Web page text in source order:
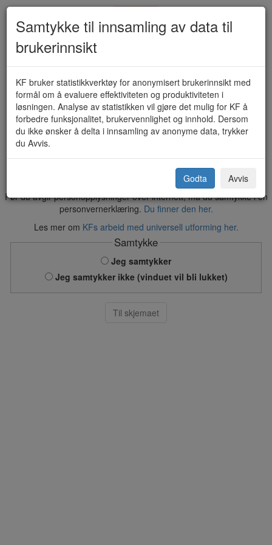
Torgplass - søknad om (KF-244-
3218)
Før du avgir personopplysninger over internett, må du samtykke i en
personvernerklæring. Du finner den her.
Les mer om KFs arbeid med universell utforming her.
Samtykke
Jeg samtykker
Jeg samtykker ikke (vinduet vil bli lukket)
Til skjemaet
Samtykke til innsamling av data til
brukerinnsikt
KF bruker statistikkverktøy for anonymisert brukerinnsikt med
formål om å evaluere effektiviteten og produktiviteten i
løsningen. Analyse av statistikken vil gjøre det mulig for KF å
forbedre funksjonalitet, brukervennlighet og innhold. Dersom
du ikke ønsker å delta i innsamling av anonyme data, trykker
du Avvis.
Godta Avvis